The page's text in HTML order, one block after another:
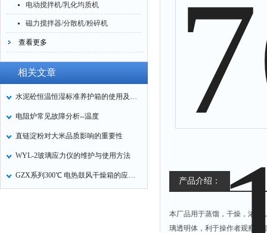
电动搅拌机/乳化均质机
磁力搅拌器/分散机/粉碎机
查看更多
相关文章
水泥砼恒温恒湿标准养护箱的使用及操作
电阻炉常见故障分析--温度
直链淀粉对大米品质影响的重要性
WYL-2玻璃应力仪的维护与使用方法
GZX系列300℃ 电热鼓风干燥箱的应用和特点
产品介绍：
本厂品用于蒸馏，干燥，浓缩
璃透明体，利于操作者观察内